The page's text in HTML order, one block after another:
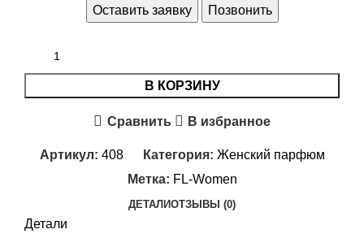
Оставить заявку Позвонить
В КОРЗИНУ
Сравнить В избранное
Артикул: 408 Категория: Женский парфюм
Метка: FL-Women
ДЕТАЛИОТЗЫВЫ (0)
Детали